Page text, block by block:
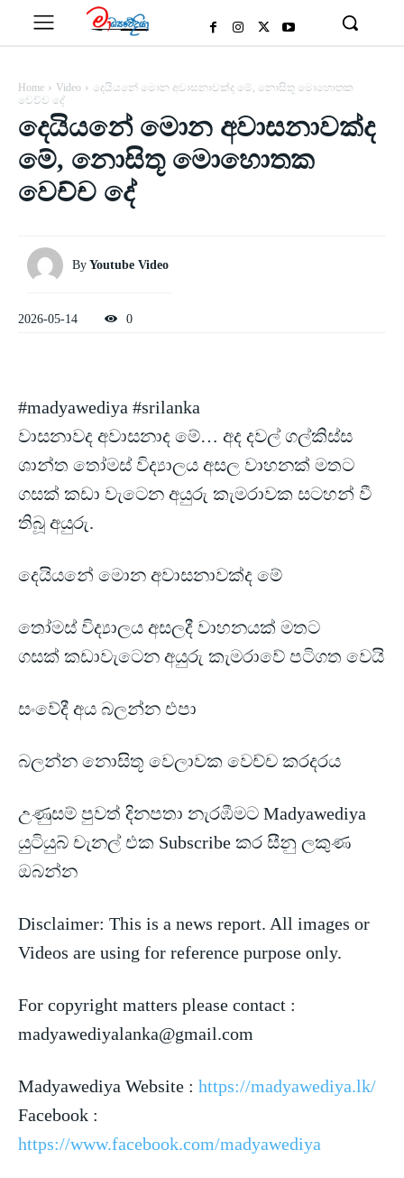
Home Video
දෙයියනේ මොන අවාසනාවක්ද මේ, නොසිතූ මොහොතක
වෙච්ච දේ
දෙයියනේ මොන අවාසනාවක්ද
මේ, නොසිතූ මොහොතක
වෙච්ච දේ
By Youtube Video
2026-05-14 0
#madyawediya #srilanka
වාසනාවද අවාසනාද මේ… අද දවල් ගල්කිස්ස
ශාන්ත තෝමස් විද්‍යාලය අසල වාහනක් මතට
ගසක් කඩා වැටෙන අයුරු කැමරාවක සටහන් වී
තිබූ අයුරු.
දෙයියනේ මොන අවාසනාවක්ද මේ
තෝමස් විද්‍යාලය අසලදී වාහනයක් මතට
ගසක් කඩාවැටෙන අයුරු කැමරාවේ පටිගත වෙයි
සංවේදී අය බලන්න එපා
බලන්න නොසිතූ වෙලාවක වෙච්ච කරදරය
උණුසම් පුවත් දිනපතා නැරඹීමට Madyawediya
යුටියුබ් චැනල් එක Subscribe කර සීනු ලකුණ
ඔබන්න
Disclaimer: This is a news report. All images or
Videos are using for reference purpose only.
For copyright matters please contact :
madyawediyalanka@gmail.com
Madyawediya Website : https://madyawediya.lk/
Facebook :
https://www.facebook.com/madyawediya